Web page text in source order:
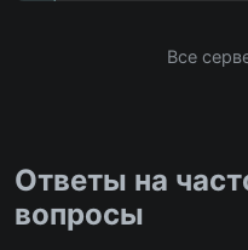
Все
Ответы на
вопросы